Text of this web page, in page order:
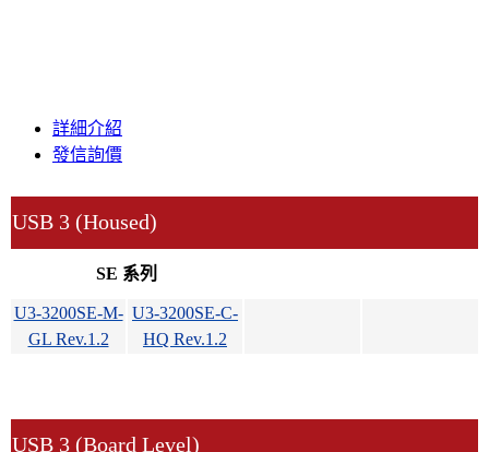
詳細介紹
發信詢價
USB 3 (Housed)
SE 系列
U3-3200SE-M-
GL Rev.1.2
U3-3200SE-C-
HQ Rev.1.2
USB 3 (Board Level)